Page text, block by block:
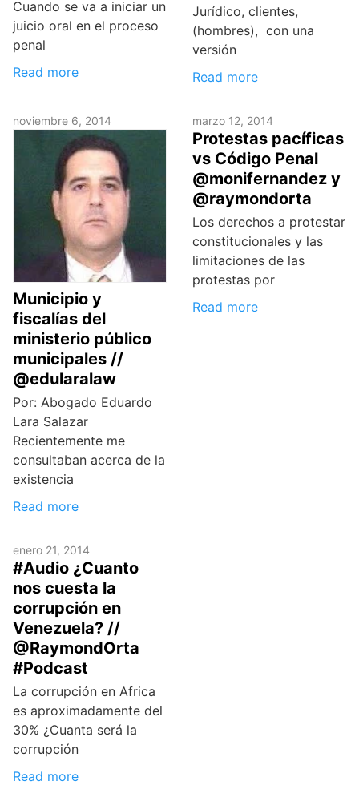
Cuando se va a iniciar un
juicio oral en el proceso
penal
Read more
Jurídico, clientes,
(hombres), con una
versión
Read more
noviembre 6, 2014
Municipio y
fiscalías del
ministerio público
municipales //
@edularalaw
Por: Abogado Eduardo
Lara Salazar
Recientemente me
consultaban acerca de la
existencia
Read more
marzo 12, 2014
Protestas pacíficas
vs Código Penal
@monifernandez y
@raymondorta
Los derechos a protestar
constitucionales y las
limitaciones de las
protestas por
Read more
enero 21, 2014
#Audio ¿Cuanto
nos cuesta la
corrupción en
Venezuela? //
@RaymondOrta
#Podcast
La corrupción en Africa
es aproximadamente del
30% ¿Cuanta será la
corrupción
Read more